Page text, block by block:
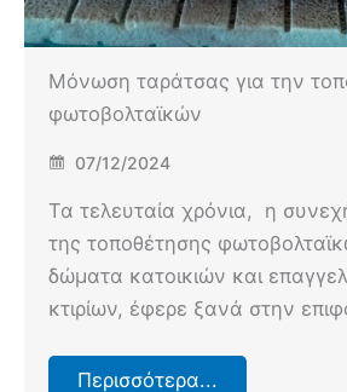
Μόνωση ταράτσας για την
φωτοβολταϊκών
07/12/2024
Τα τελευταία χρόνια, η
της τοποθέτησης
δώματα κατοικιών και
κτιρίων, έφερε ξανά στην
Περισσότερα...